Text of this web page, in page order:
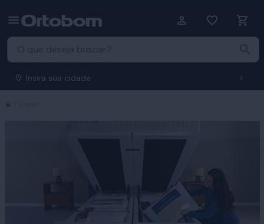
Insira sua cidade